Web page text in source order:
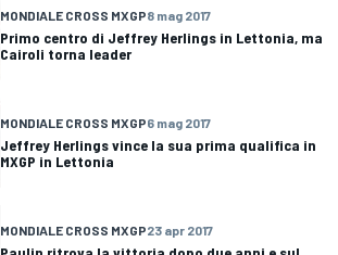
MONDIALE CROSS MXGP8 mag 2017
Primo centro di Jeffrey Herlings in Lettonia, ma
Cairoli torna leader
MONDIALE CROSS MXGP6 mag 2017
Jeffrey Herlings vince la sua prima qualifica in
MXGP in Lettonia
MONDIALE CROSS MXGP23 apr 2017